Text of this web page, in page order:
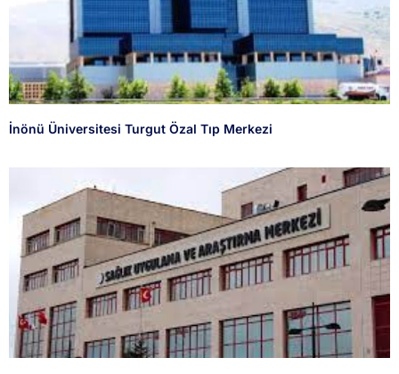
İnönü Üniversitesi Turgut Özal Tıp Merkezi